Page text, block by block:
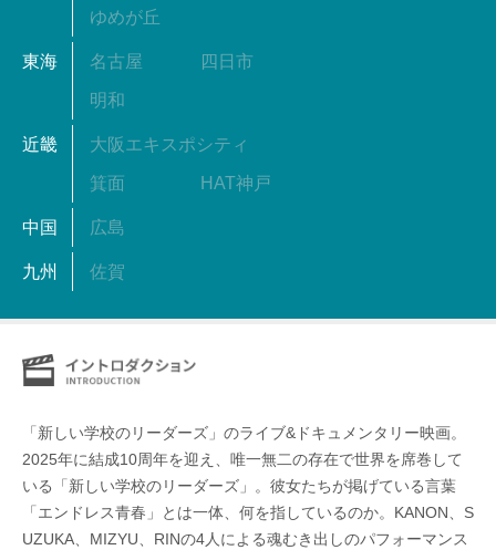
ゆめが丘
東海 名古屋 四日市
明和
近畿 大阪エキスポシティ
箕面 HAT神戸
中国 広島
九州 佐賀
「新しい学校のリーダーズ」のライブ&ドキュメンタリー映画。
2025年に結成10周年を迎え、唯一無二の存在で世界を席巻して
いる「新しい学校のリーダーズ」。彼女たちが掲げている言葉
「エンドレス青春」とは一体、何を指しているのか。KANON、S
UZUKA、MIZYU、RINの4人による魂むき出しのパフォーマンス